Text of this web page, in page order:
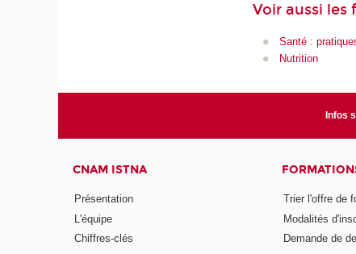
Voir aussi les
Santé :
Nutrition
Infos
CNAM ISTNA
Présentation
L'équipe
Chiffres-clés
Trier l'offre de
Modalités
Demande de